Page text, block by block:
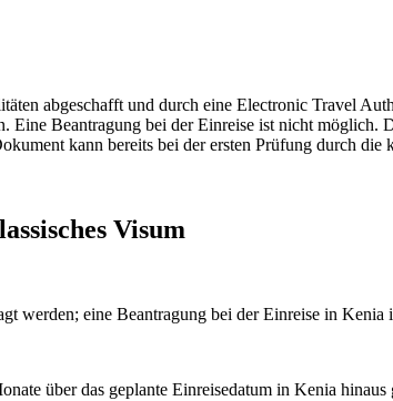
abgeschafft und durch eine Electronic Travel
Beantragung bei der Einreise ist nicht möglich.
kann bereits bei der ersten Prüfung durch
Visum
werden; eine Beantragung bei der Einreise in Kenia
über das geplante Einreisedatum in Kenia hinaus